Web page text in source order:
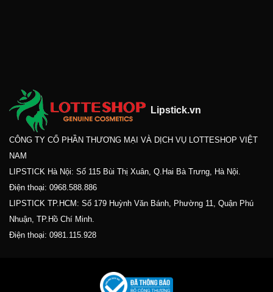
Lipstick.vn
CÔNG TY CỔ PHẦN THƯƠNG MẠI VÀ DỊCH VỤ LOTTESHOP VIỆT
NAM
LIPSTICK Hà Nội: Số 115 Bùi Thị Xuân, Q.Hai Bà Trưng, Hà Nội.
Điện thoại: 0968.588.886
LIPSTICK TP.HCM: Số 179 Huỳnh Văn Bánh, Phường 11, Quận Phú
Nhuận, TP.Hồ Chí Minh.
Điện thoại: 0981.115.928